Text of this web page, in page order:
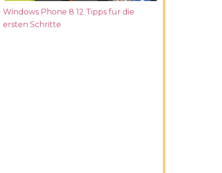
Windows Phone 8 12 Tipps für die
ersten Schritte